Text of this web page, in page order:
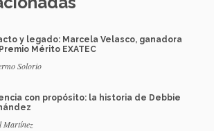
y legado: Marcela Velasco, ganadora
Mérito EXATEC
Solorio
con propósito: la historia de Debbie
Martínez